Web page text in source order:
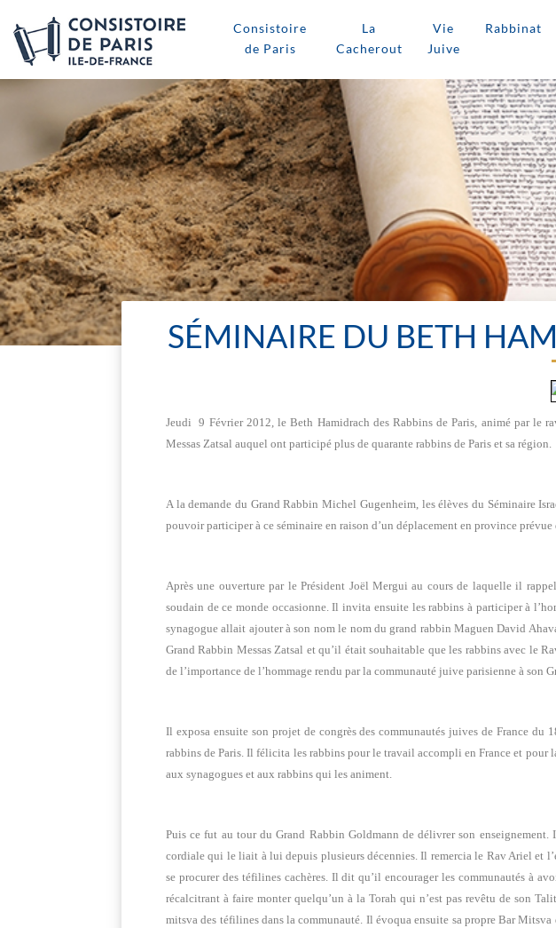
Consistoire
de Paris
La
Cacherout
Vie
Juive
Rabbinat
SÉMINAIRE DU BETH
Jeudi 9 Février 2012, le Beth Hamidrach des Rabbins de Paris, animé par le
Messas Zatsal auquel ont participé plus de quarante rabbins de Paris et sa région.
A la demande du Grand Rabbin Michel Gugenheim, les élèves du Séminaire
pouvoir participer à ce séminaire en raison d’un déplacement en province
Après une ouverture par le Président Joël Mergui au cours de laquelle il
soudain de ce monde occasionne. Il invita ensuite les rabbins à participer à
synagogue allait ajouter à son nom le nom du grand rabbin Maguen David
Grand Rabbin Messas Zatsal et qu’il était souhaitable que les rabbins avec le
de l’importance de l’hommage rendu par la communauté juive parisienne à son
Il exposa ensuite son projet de congrès des communautés juives de France du
rabbins de Paris. Il félicita les rabbins pour le travail accompli en France et
aux synagogues et aux rabbins qui les animent.
Puis ce fut au tour du Grand Rabbin Goldmann de délivrer son
cordiale qui le liait à lui depuis plusieurs décennies. Il remercia le Rav Ariel et
se procurer des téfilines cachères. Il dit qu’il encourager les communautés à
récalcitrant à faire monter quelqu’un à la Torah qui n’est pas revêtu de son
mitsva des téfilines dans la communauté. Il évoqua ensuite sa propre Bar